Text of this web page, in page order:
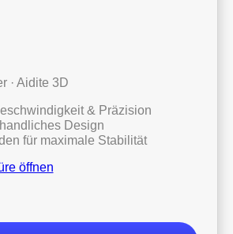
· Aidite 3D
& Präzision
Design
für maximale Stabilität
öffnen